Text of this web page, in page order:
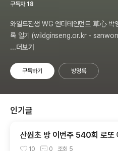
구독자 18
와일드진생 WG 엔터테인먼트 草心 박
록 일기 (wildginseng.or.kr - sanwoncho.or.kr - sonwoncho.
tistory.com) 통합
...더보기
구독하기 방명록
인기글
산원초 방 이번주 540회 로또
추천 합니다
10 0 조회 5